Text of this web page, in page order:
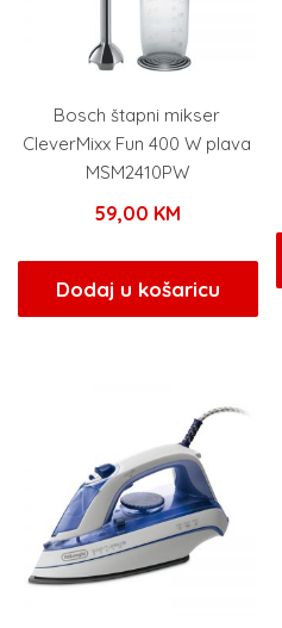
Bosch štapni mikser
CleverMixx Fun 400 W plava
MSM2410PW
59,00 KM
Dodaj u košaricu